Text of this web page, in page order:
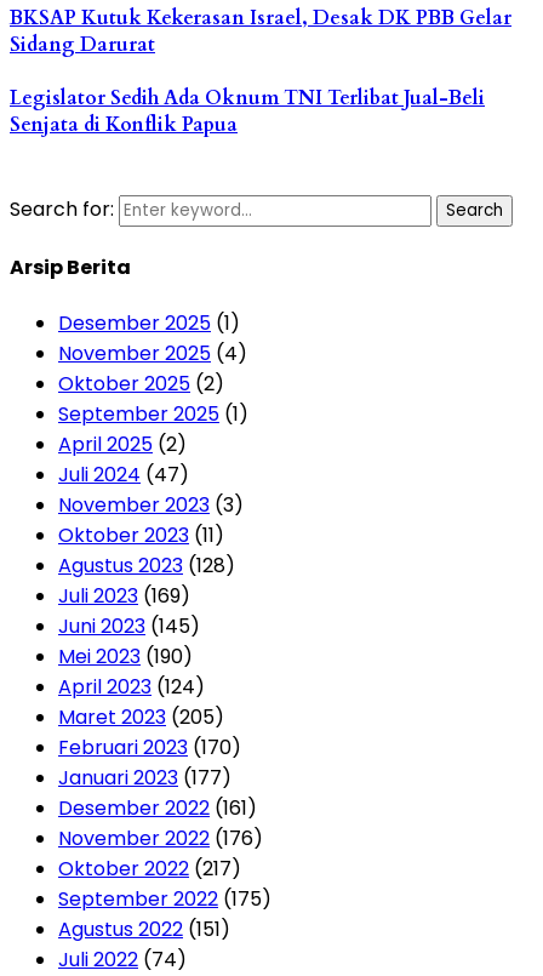
BKSAP Kutuk Kekerasan Israel, Desak DK PBB Gelar
Sidang Darurat
Legislator Sedih Ada Oknum TNI Terlibat Jual-Beli
Senjata di Konflik Papua
Search for: Search
Arsip Berita
Desember 2025 (1)
November 2025 (4)
Oktober 2025 (2)
September 2025 (1)
April 2025 (2)
Juli 2024 (47)
November 2023 (3)
Oktober 2023 (11)
Agustus 2023 (128)
Juli 2023 (169)
Juni 2023 (145)
Mei 2023 (190)
April 2023 (124)
Maret 2023 (205)
Februari 2023 (170)
Januari 2023 (177)
Desember 2022 (161)
November 2022 (176)
Oktober 2022 (217)
September 2022 (175)
Agustus 2022 (151)
Juli 2022 (74)